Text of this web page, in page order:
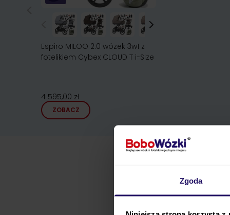
Zgoda
Espiro MILOO 2.0 wózek 3w1 z
fotelikiem Cybex CLOUD T i-Size
4 595,00 zł
ZOBACZ
Opis